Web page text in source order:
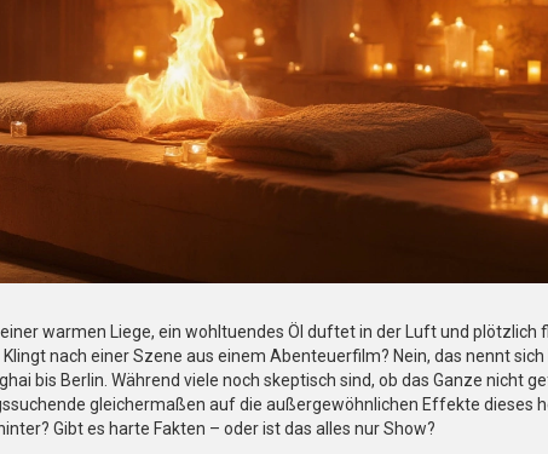
warmen Liege, ein wohltuendes Öl duftet in der Luft und plötzlich
nach einer Szene aus einem Abenteuerfilm? Nein, das nennt sich
bis Berlin. Während viele noch skeptisch sind, ob das Ganze nicht
gleichermaßen auf die außergewöhnlichen Effekte dieses
Gibt es harte Fakten – oder ist das alles nur Show?